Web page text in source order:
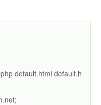
default.html default.h